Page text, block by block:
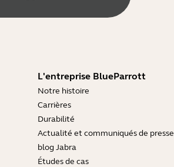
L'entreprise BlueParrott
Notre histoire
Carrières
Durabilité
Actualité et communiqués de presse
blog Jabra
Études de cas